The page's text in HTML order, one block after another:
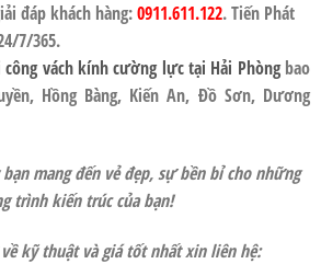
đáp khách hàng:0911.611.122.Tiến Phát
7/365.
vách kính cường lựctại Hải Phòngbao
Hồng Bàng, Kiến An, Đồ Sơn, Dương
mang đến vẻ đẹp, sự bền bỉ cho những
trình kiến trúc của bạn!
kỹ thuật và giá tốt nhất xin liên hệ: